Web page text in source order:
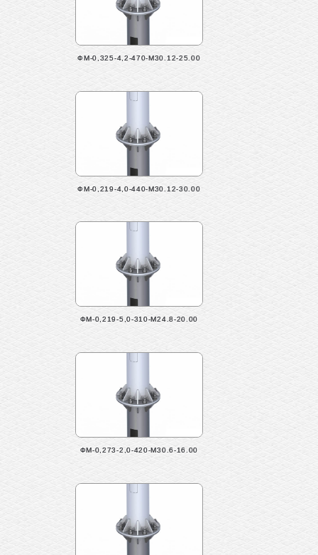
ФМ-0,325-4,2-470-М30.12-25.00
ФМ-0,219-4,0-440-М30.12-30.00
ФМ-0,219-5,0-310-М24.8-20.00
ФМ-0,273-2,0-420-М30.6-16.00